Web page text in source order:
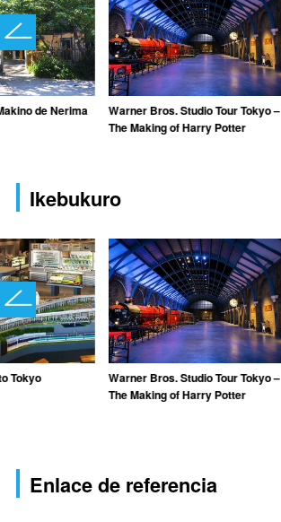
de Nerima
Warner Bros. Studio Tour Tokyo –
The Making of Harry Potter
Ikebukuro
Tokyo
Warner Bros. Studio Tour Tokyo –
The Making of Harry Potter
Enlace de referencia